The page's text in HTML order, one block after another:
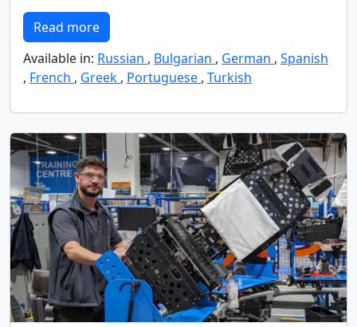
Read more
Available in: Russian , Bulgarian , German , Spanish
, French , Greek , Portuguese , Turkish